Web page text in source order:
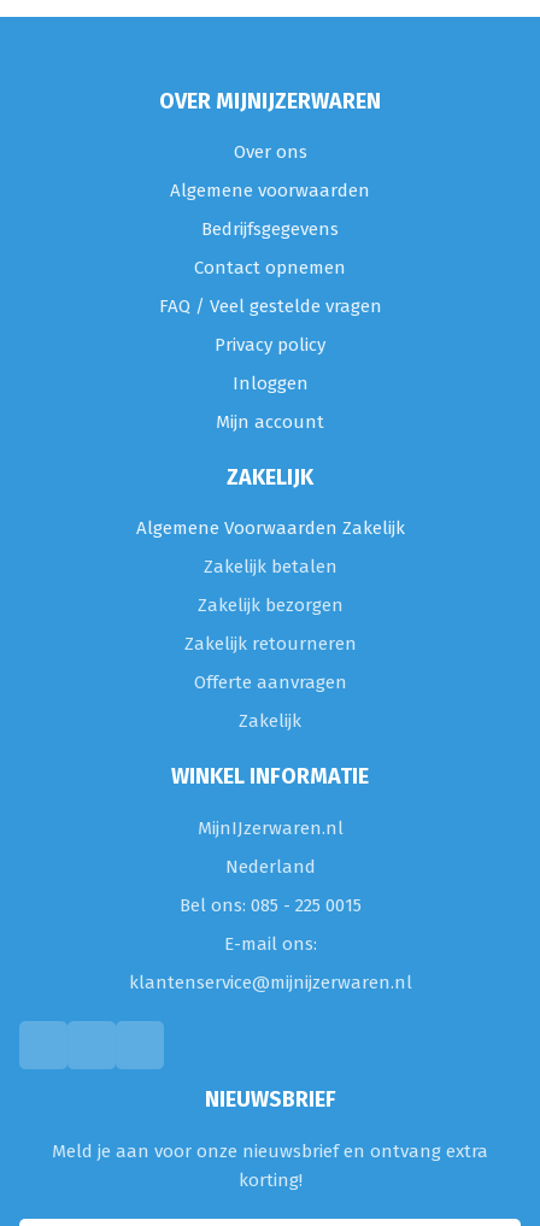
OVER MIJNIJZERWAREN
Over ons
Algemene voorwaarden
Bedrijfsgegevens
Contact opnemen
FAQ / Veel gestelde vragen
Privacy policy
Inloggen
Mijn account
ZAKELIJK
Algemene Voorwaarden Zakelijk
Zakelijk betalen
Zakelijk bezorgen
Zakelijk retourneren
Offerte aanvragen
Zakelijk
WINKEL INFORMATIE
MijnIJzerwaren.nl
Nederland
Bel ons: 085 - 225 0015
E-mail ons:
klantenservice@mijnijzerwaren.nl
NIEUWSBRIEF
Meld je aan voor onze nieuwsbrief en ontvang extra
korting!